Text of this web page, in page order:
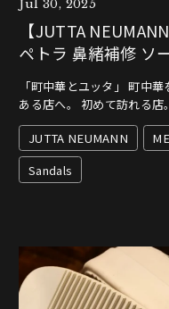
Jul 30, 2025
【JUTTA
ペトラ 鼻緒補修 ソ
「町中華とユッタ」 町中
ある店へ。 初めて訪れる
JUTTA NEUMANN
Sandals